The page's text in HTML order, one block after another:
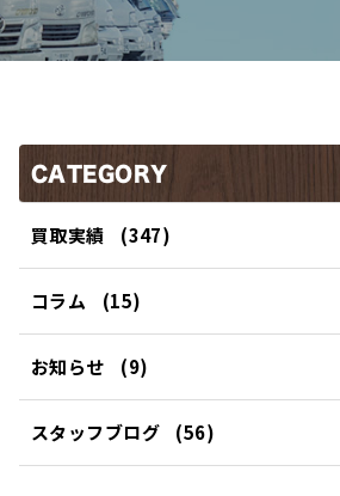
CATEGORY
買取実績 (347)
コラム (15)
お知らせ (9)
スタッフブログ (56)